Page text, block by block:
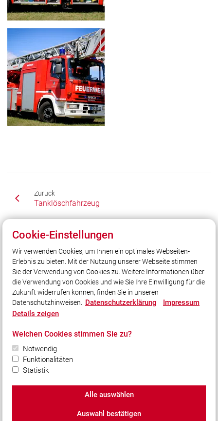
Zurück
Tanklöschfahrzeug
Hilfeleistungslöschfahrzeug
Unser Leitsatz
Social Media
Bleiben Sie mit uns in Kontakt und vernetzen Sie sich
mit uns!
© 2026 www.ff-kem.de
Datenschutz|Cookie-Einstellungen
Cookie-Einstellungen
Wir verwenden Cookies, um Ihnen ein optimales Webseiten-
Erlebnis zu bieten. Mit der Nutzung unserer Webseite stimmen
Sie der Verwendung von Cookies zu. Weitere Informationen über
die Verwendung von Cookies und wie Sie Ihre Einwilligung für die
Zukunft widerrufen können, finden Sie in unseren
Datenschutzhinweisen. Datenschutzerklärung
Impressum
Details zeigen
Welchen Cookies stimmen Sie zu?
Notwendig
Funktionalitäten
Statistik
Alle auswählen
Auswahl bestätigen